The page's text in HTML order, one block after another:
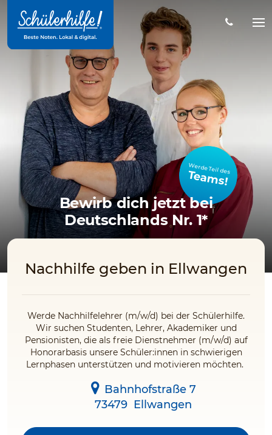
Hauptinhalt
Werde Teil des
Teams!
Bewirb dich jetzt bei
Deutschlands Nr. 1*
Nachhilfe geben in Ellwangen
Werde Nachhilfelehrer (m/w/d) bei der Schülerhilfe.
Wir suchen Studenten, Lehrer, Akademiker und
Pensionisten, die als freie Dienstnehmer (m/w/d) auf
Honorarbasis unsere Schüler:innen in schwierigen
Lernphasen unterstützen und motivieren möchten.
Bahnhofstraße 7
73479 Ellwangen